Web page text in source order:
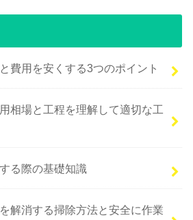
費用を安くする3つのポイント
相場と工程を理解して適切な工
る際の基礎知識
解消する掃除方法と安全に作業